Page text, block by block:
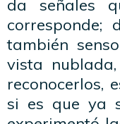
da señales
también
vista
reconocerlos,
si es que ya